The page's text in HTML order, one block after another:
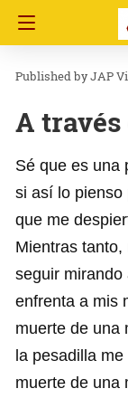
JAP
A través
Sé que es una
si así lo pienso
que me
Mientras
seguir mirando
enfrenta a mis
muerte de una
la pesadilla
muerte de una